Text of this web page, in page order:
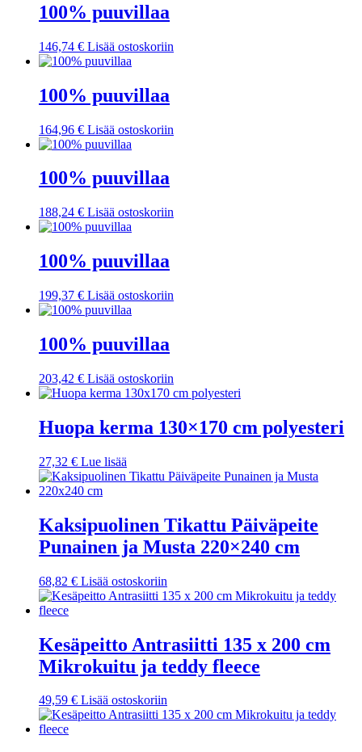
100% puuvillaa
146,74 € Lisää ostoskoriin
100% puuvillaa
164,96 € Lisää ostoskoriin
100% puuvillaa
188,24 € Lisää ostoskoriin
100% puuvillaa
199,37 € Lisää ostoskoriin
100% puuvillaa
203,42 € Lisää ostoskoriin
Huopa kerma 130×170 cm polyesteri
27,32 € Lue lisää
Kaksipuolinen Tikattu Päiväpeite
Punainen ja Musta 220×240 cm
68,82 € Lisää ostoskoriin
Kesäpeitto Antrasiitti 135 x 200 cm
Mikrokuitu ja teddy fleece
49,59 € Lisää ostoskoriin